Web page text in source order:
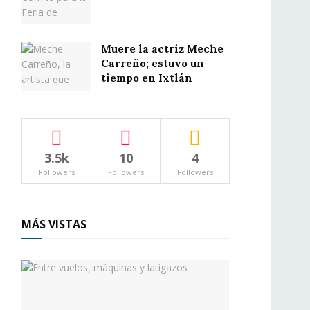
Muere la actriz Meche
Carreño; estuvo un
tiempo en Ixtlán
3.5k
Followers
10
Followers
4
Followers
MÁS VISTAS